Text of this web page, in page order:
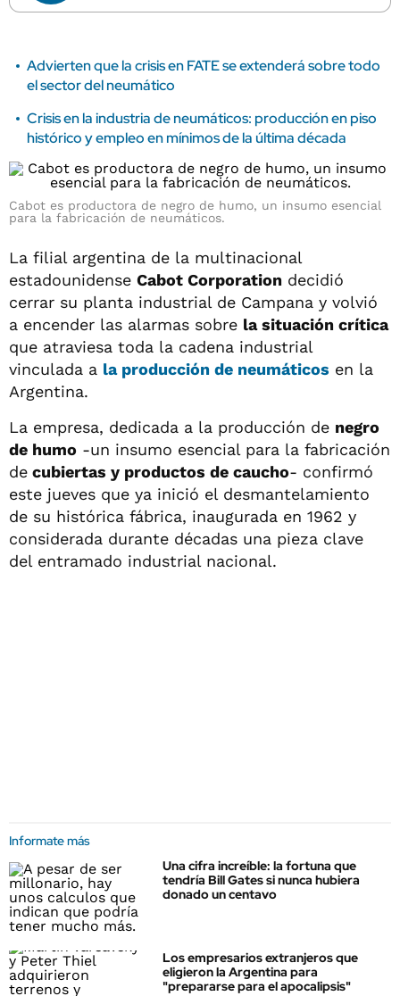
Advierten que la crisis en FATE se extenderá sobre todo
el sector del neumático
Crisis en la industria de neumáticos: producción en piso
histórico y empleo en mínimos de la última década
Cabot es productora de negro de humo, un insumo esencial
para la fabricación de neumáticos.
La filial argentina de la multinacional
estadounidense Cabot Corporation decidió
cerrar su planta industrial de Campana y volvió
a encender las alarmas sobre la situación crítica
que atraviesa toda la cadena industrial
vinculada a la producción de neumáticos en la
Argentina.
La empresa, dedicada a la producción de negro
de humo -un insumo esencial para la fabricación
de cubiertas y productos de caucho- confirmó
este jueves que ya inició el desmantelamiento
de su histórica fábrica, inaugurada en 1962 y
considerada durante décadas una pieza clave
del entramado industrial nacional.
Informate más
Una cifra increíble: la fortuna que
tendría Bill Gates si nunca hubiera
donado un centavo
Los empresarios extranjeros que
eligieron la Argentina para
"prepararse para el apocalipsis"